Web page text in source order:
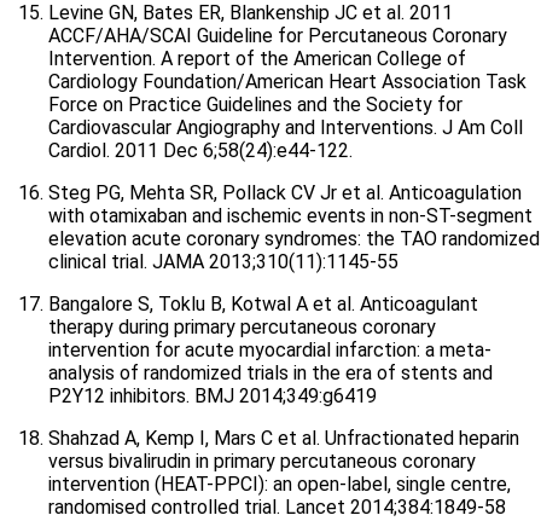
Levine GN, Bates ER, Blankenship JC et al. 2011
ACCF/AHA/SCAI Guideline for Percutaneous Coronary
Intervention. A report of the American College of
Cardiology Foundation/American Heart Association Task
Force on Practice Guidelines and the Society for
Cardiovascular Angiography and Interventions. J Am Coll
Cardiol. 2011 Dec 6;58(24):e44-122.
Steg PG, Mehta SR, Pollack CV Jr et al. Anticoagulation
with otamixaban and ischemic events in non-ST-segment
elevation acute coronary syndromes: the TAO randomized
clinical trial. JAMA 2013;310(11):1145-55
Bangalore S, Toklu B, Kotwal A et al. Anticoagulant
therapy during primary percutaneous coronary
intervention for acute myocardial infarction: a meta-
analysis of randomized trials in the era of stents and
P2Y12 inhibitors. BMJ 2014;349:g6419
Shahzad A, Kemp I, Mars C et al. Unfractionated heparin
versus bivalirudin in primary percutaneous coronary
intervention (HEAT-PPCI): an open-label, single centre,
randomised controlled trial. Lancet 2014;384:1849-58